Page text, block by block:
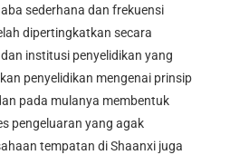
sederhana dan frekuensi
dipertingkatkan secara
institusi penyelidikan yang
penyelidikan mengenai prinsip
pada mulanya membentuk
pengeluaran yang agak
tempatan di Shaanxi juga